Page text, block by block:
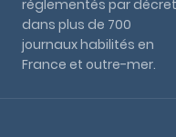
réglementés par
dans plus de 700
journaux habilités en
France et outre-mer.